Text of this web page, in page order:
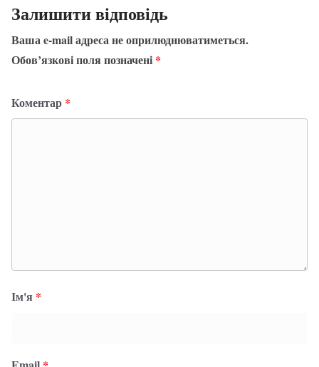
Залишити відповідь
Ваша e-mail адреса не оприлюднюватиметься.
Обов’язкові поля позначені *
Коментар *
Ім'я *